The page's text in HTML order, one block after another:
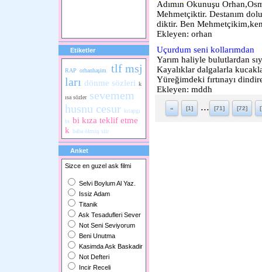
Etiketler
RAP orhanhaşim
tlf msj
ları dönme sözleri k
ısa sözler sevemem
husnu cesur kıtapgı
bı bi kıza teklif etme
k baba ölmüş siir
Anket
Sizce en guzel ask filmi
Selvi Boylum Al Yaz.
Issiz Adam
Titanik
Ask Tesadufleri Sever
Not Seni Seviyorum
Beni Unutma
Kasimda Ask Baskadir
Not Defteri
Incir Receli
Adımın Okunuşu
Mehmetçiktir. Destanım
diktir. Ben
Ekleyen: orhan
Uçurdum seni kollarımdan
Yarım haliyle bulutlardan
Kayalıklar dalgalarla
Yüreğimdeki fırtınayı
Ekleyen: mddh
« [1] ... [71] [72]